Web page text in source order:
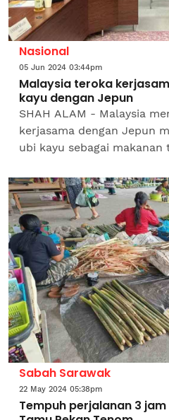
Nasional
05 Jun 2024 03:44pm
Malaysia teroka
kayu dengan Jepun
SHAH ALAM - Malaysia
kerjasama dengan Jepun
ubi kayu sebagai
Dewan Rakyat, Tan Sri
Sabah Sarawak
22 May 2024 05:38pm
Tempuh perjalanan 3